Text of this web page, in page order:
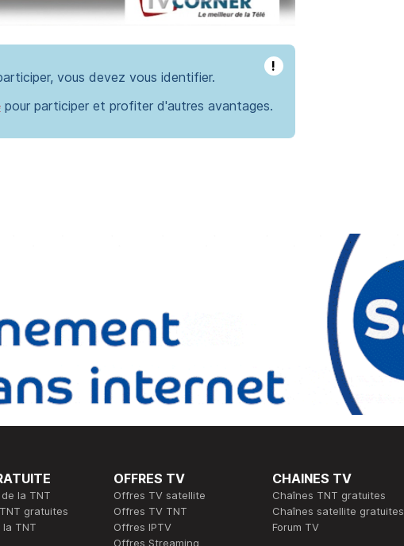
!
vous devez vous identifier.
pour participer et profiter d'autres avantages.
la TNT
gratuites
la TNT
OFFRES TV
Offres TV satellite
Offres TV TNT
Offres IPTV
Offres Streaming
CHAINES TV
Chaînes TNT gratuites
Chaînes satellite gratuites
Forum TV